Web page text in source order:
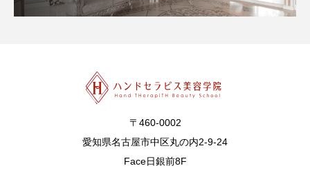
〒460-0002
愛知県名古屋市中区丸の内2-9-24
Face日銀前8F